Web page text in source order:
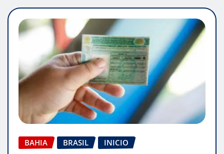
BAHIA BRASIL
INICIO